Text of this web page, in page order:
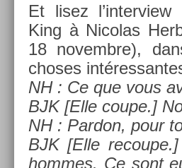
Et lisez
King à Nicolas
18 novembre),
choses
NH : Ce que vous
BJK [Elle coupe.]
NH : Par­don, pour
BJK [Elle
hom­mes. Ce sont